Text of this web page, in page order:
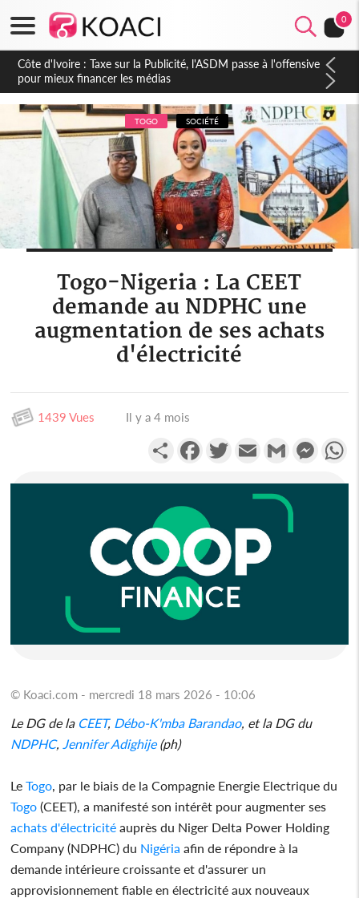
0
Côte d'Ivoire : Industrie des loisirs, Cocody, laboratoire du
futur hub touristique africain, un secteur en pleine révolution
TOGO SOCIÉTÉ
Togo-Nigeria : La CEET
demande au NDPHC une
augmentation de ses achats
d'électricité
1439 Vues Il y a 4 mois
PartagerFacebookTwitterEmail Gmail
© Koaci.com - mercredi 18 mars 2026 - 10:06
Le DG de laCEET, Débo-K'mba Barandao, et la DG du
NDPHC, Jennifer Adighije(ph)
LeTogo , par le biais de la Compagnie Energie Electrique du
Togo (CEET), a manifesté son intérêt pour augmenter ses
achats d'électricité auprès du Niger Delta Power Holding
Company (NDPHC) du Nigéria afin de répondre à la
demande intérieure croissante et d'assurer un
approvisionnement fiable en électricité aux nouveaux